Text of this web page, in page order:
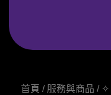
首頁 / 服務與商品 / ✧